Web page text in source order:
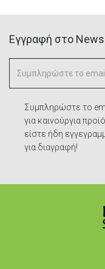
Eγγραφή στο
Συμπληρώστε το
για καινούργια
είστε ήδη
για διαγραφή!